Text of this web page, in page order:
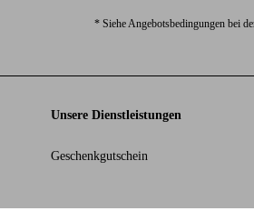
* Siehe Angebotsbedingungen bei
Unsere Dienstleistungen
Geschenkgutschein